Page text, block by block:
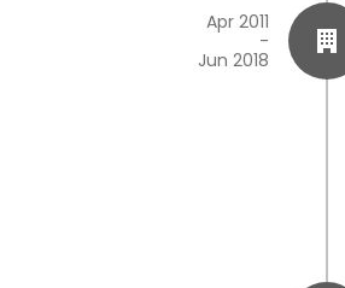
Apr 2011
-
Jun 2018